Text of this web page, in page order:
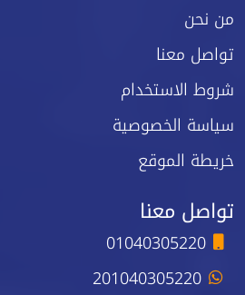
من نحن
تواصل معنا
شروط الاستخدام
سياسة الخصوصية
خريطة الموقع
تواصل معنا
01040305220
201040305220